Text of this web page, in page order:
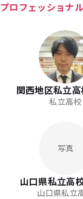
プロフェッショナ
関西地区私立
私立高校
写真
山口県私立高
山口県私立